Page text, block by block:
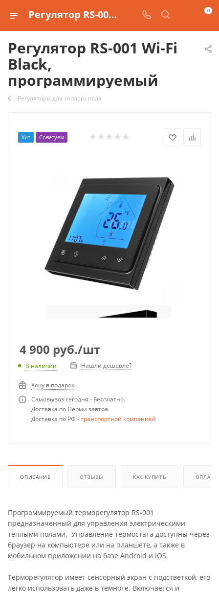
Регулятор RS-001 Wi-Fi Black, программируемый купить 0
Регулятор RS-001 Wi-Fi
Black,
программируемый
Регуляторы для теплого пола
Хит Советуем
4 900 руб./шт
В наличии Нашли дешевле?
Хочу в подарок
Самовывоз сегодня - Бесплатно.
Доставка по Перми завтра.
Доставка по РФ -транспортной компанией
ОПИСАНИЕ ОТЗЫВЫ КАК КУПИТЬ ОПЛАТА
Программируемый терморегулятор RS-001
предназначенный для управления электрическими
теплыми полами. Управление термостата доступны через
браузер на компьютере или на планшете, а также в
мобильном приложении на базе Android и iOS.
Терморегулятор имеет сенсорный экран с подстветкой, его
легко использовать даже в темноте. Включается и